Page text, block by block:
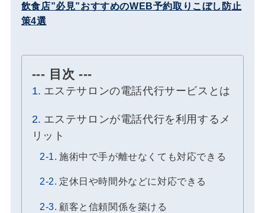
飲食店”必見”おすすめのWEB予約取りこぼし防止
策4選
--- 目次 ---
エステサロンの電話代行サービスとは
エステサロンが電話代行を利用するメ
リット
施術中で手が離せなくても対応できる
定休日や時間外などに対応できる
顧客と信頼関係を築ける